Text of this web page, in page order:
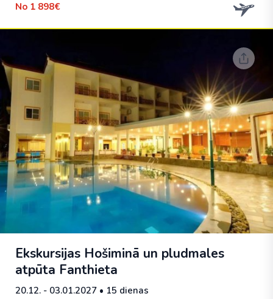
No 1 898€
Ekskursijas Hošiminā un pludmales
atpūta Fanthieta
20.12. - 03.01.2027 • 15 dienas